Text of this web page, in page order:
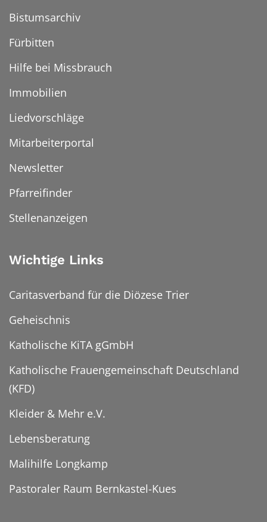
Bistumsarchiv
Fürbitten
Hilfe bei Missbrauch
Immobilien
Liedvorschläge
Mitarbeiterportal
Newsletter
Pfarreifinder
Stellenanzeigen
Wichtige Links
Caritasverband für die Diözese Trier
Geheischnis
Katholische KiTA gGmbH
Katholische Frauengemeinschaft Deutschland
(KFD)
Kleider & Mehr e.V.
Lebensberatung
Malihilfe Longkamp
Pastoraler Raum Bernkastel-Kues